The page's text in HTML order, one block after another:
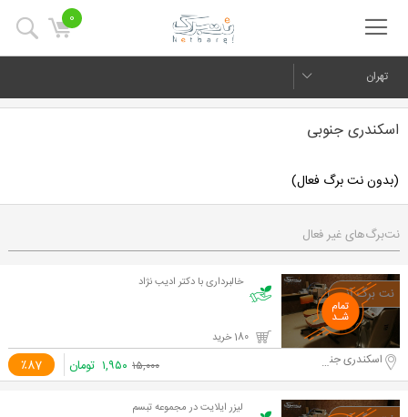
0
تهران
اسکندری جنوبی
(بدون نت برگ فعال)
نت‌برگ‌های غیر فعال
خالبرداری با دکتر ادیب نژاد
٪87 اسکندری جنوبی ۱۵,۰۰۰ ۱,۹۵۰ تومان
لیزر ایلایت در مجموعه تبسم